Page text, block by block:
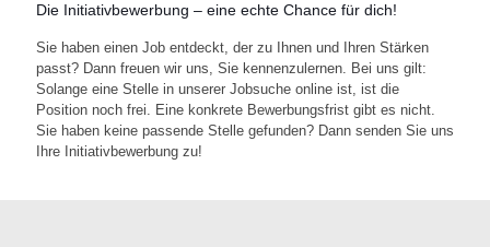
Die Initiativbewerbung – eine echte Chance für dich!
Sie haben einen Job entdeckt, der zu Ihnen und Ihren Stärken
passt? Dann freuen wir uns, Sie kennenzulernen. Bei uns gilt:
Solange eine Stelle in unserer Jobsuche online ist, ist die
Position noch frei. Eine konkrete Bewerbungsfrist gibt es nicht.
Sie haben keine passende Stelle gefunden? Dann senden Sie uns
Ihre Initiativbewerbung zu!